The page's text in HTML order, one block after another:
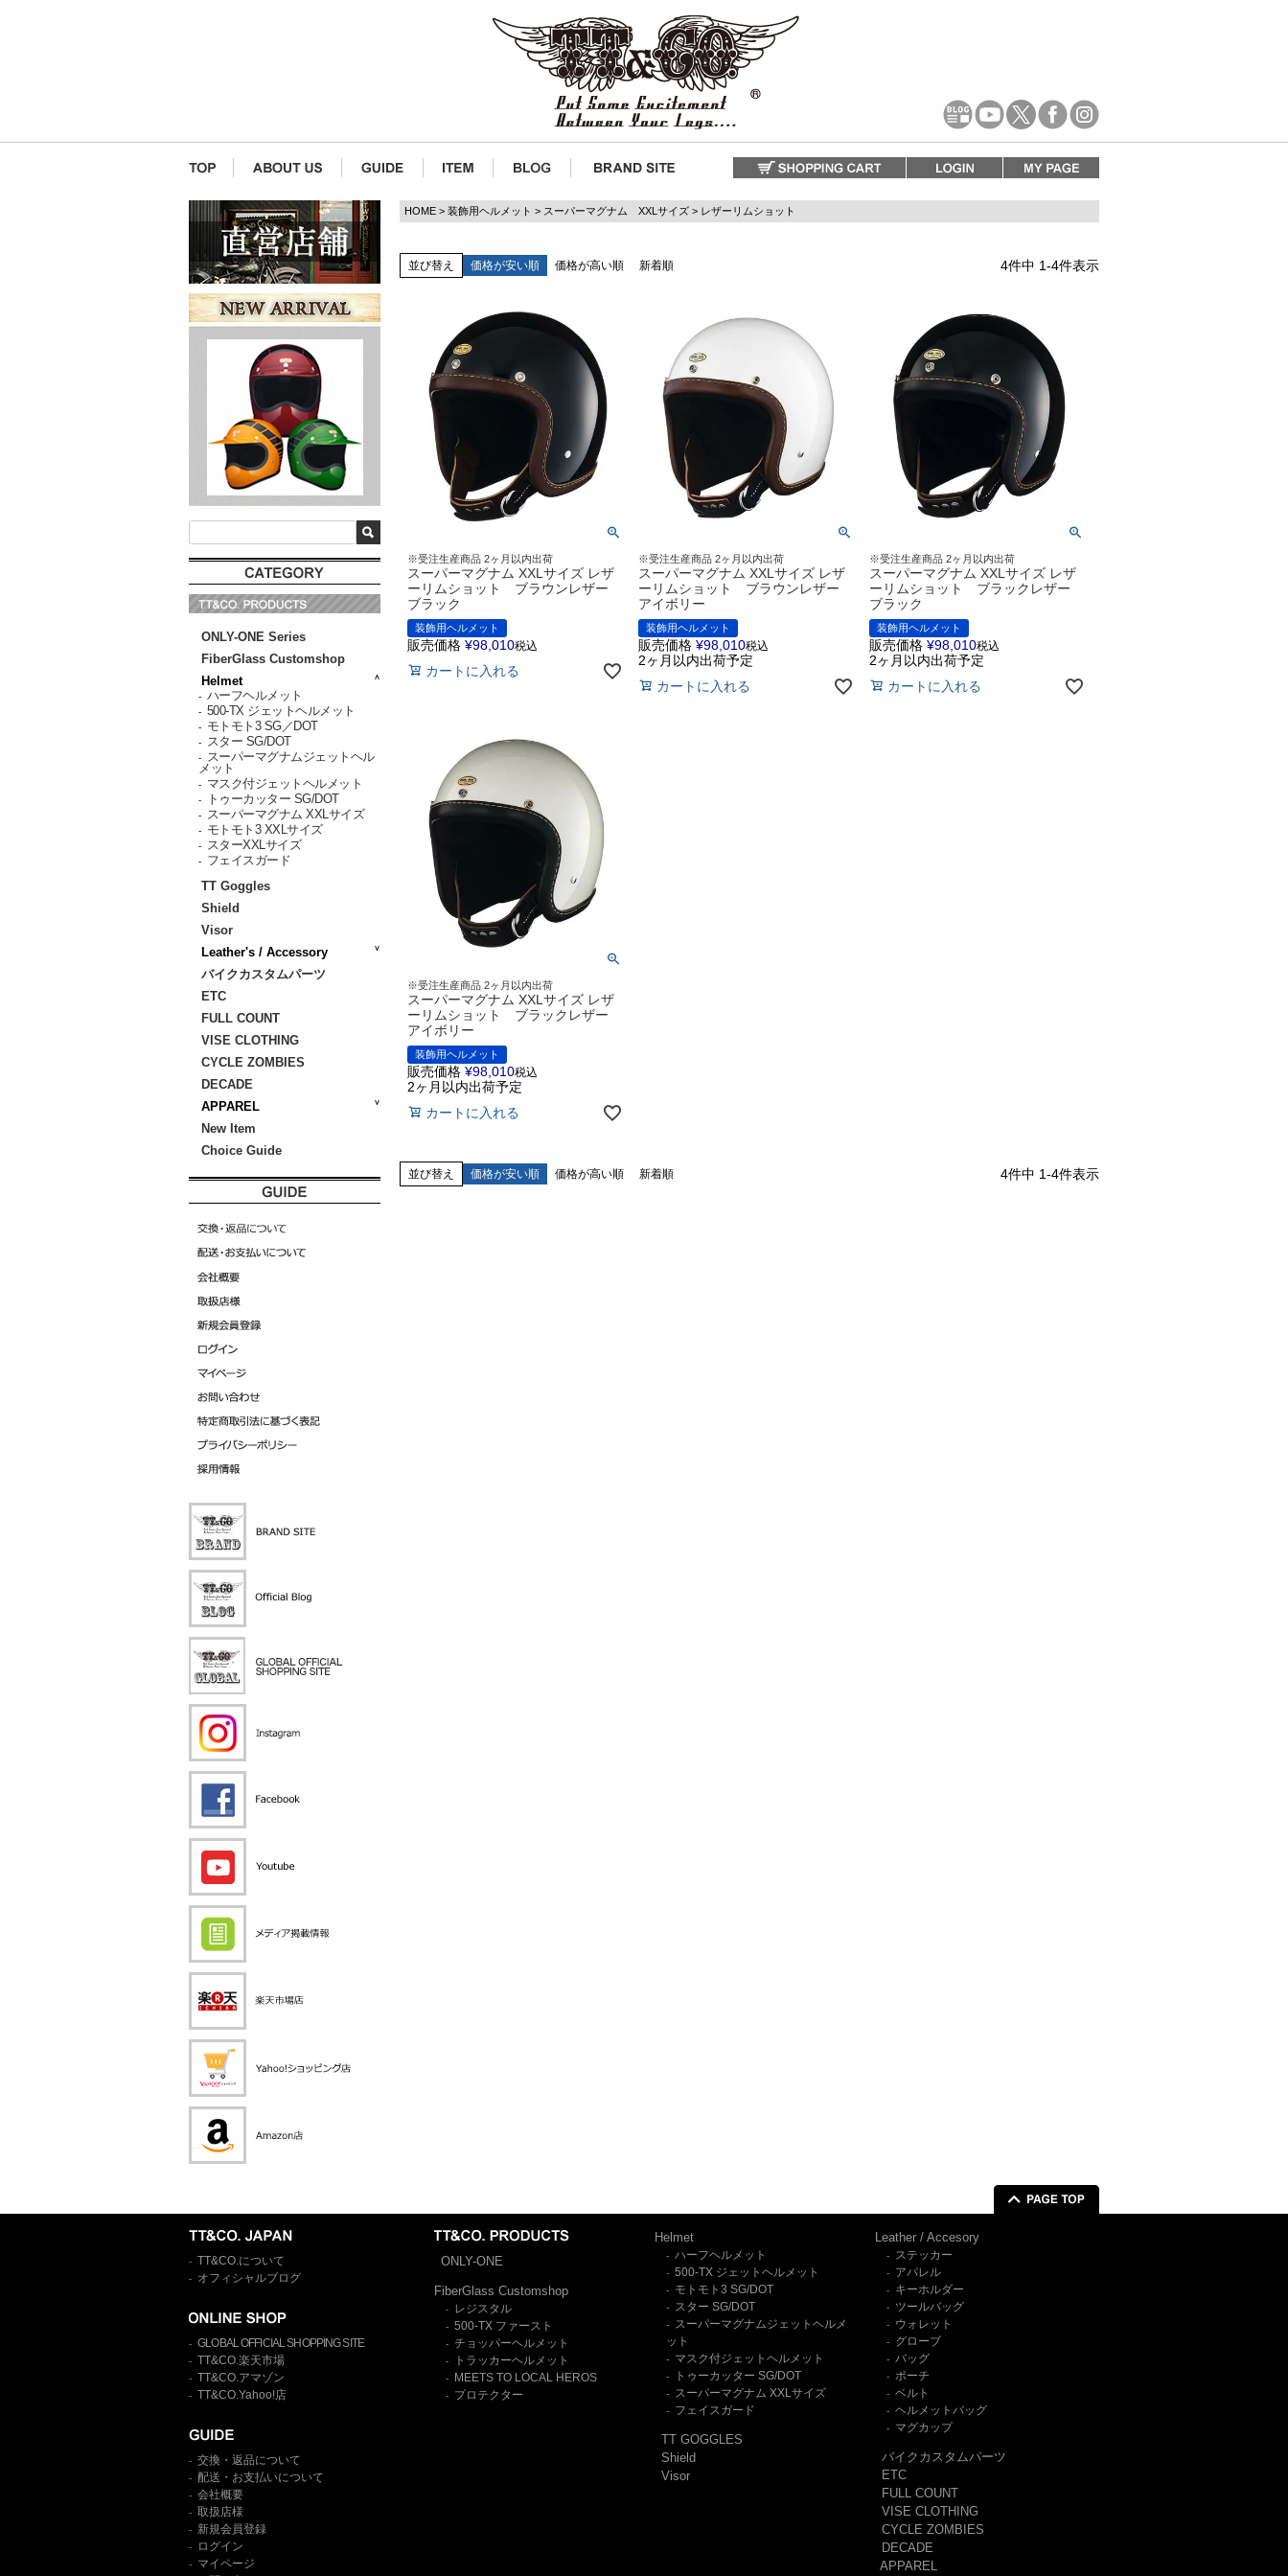
ONLY-ONE Series
FiberGlass Customshop
Helmet
- ハーフヘルメット
- 500-TX ジェットヘルメット
- モトモト3 SG／DOT
- スター SG/DOT
-
スーパーマグナムジェットヘル
メット
- マスク付ジェットヘルメット
- トゥーカッター SG/DOT
- スーパーマグナム XXLサイズ
- モトモト3 XXLサイズ
- スターXXLサイズ
- フェイスガード
TT Goggles
Shield
Visor
Leather's / Accessory
バイクカスタムパーツ
ETC
FULL COUNT
VISE CLOTHING
CYCLE ZOMBIES
DECADE
APPAREL
New Item
Choice Guide
HOME 装飾用ヘルメット スーパーマグナム XXLサイズ レザーリムショット
並び替え 価格が安い順 価格が高い順 新着順 4件中 1-4件表示
※受注生産商品 2ヶ月以内出荷
スーパーマグナム XXLサイズ レザ
ーリムショット ブラウンレザー
ブラック
装飾用ヘルメット
販売価格 ¥98,010税込
カートに入れる
※受注生産商品 2ヶ月以内出荷
スーパーマグナム XXLサイズ レザ
ーリムショット ブラウンレザー
アイボリー
装飾用ヘルメット
販売価格 ¥98,010税込
2ヶ月以内出荷予定
カートに入れる
※受注生産商品 2ヶ月以内出荷
スーパーマグナム XXLサイズ レザ
ーリムショット ブラックレザー
ブラック
装飾用ヘルメット
販売価格 ¥98,010税込
2ヶ月以内出荷予定
カートに入れる
※受注生産商品 2ヶ月以内出荷
スーパーマグナム XXLサイズ レザ
ーリムショット ブラックレザー
アイボリー
装飾用ヘルメット
販売価格 ¥98,010税込
2ヶ月以内出荷予定
カートに入れる
並び替え 価格が安い順 価格が高い順 新着順 4件中 1-4件表示
- TT&CO.について
- オフィシャルブログ
- GLOBAL OFFICIAL SHOPPING SITE
- TT&CO.楽天市場
- TT&CO.アマゾン
- TT&CO.Yahoo!店
- 交換・返品について
- 配送・お支払いについて
- 会社概要
- 取扱店様
- 新規会員登録
- ログイン
-
マイページ
ONLY-ONE
FiberGlass Customshop
- レジスタル
- 500-TX ファースト
- チョッパーヘルメット
- トラッカーヘルメット
- MEETS TO LOCAL HEROS
- プロテクター
Helmet
- ハーフヘルメット
- 500-TX ジェットヘルメット
- モトモト3 SG/DOT
- スター SG/DOT
-
スーパーマグナムジェットヘルメ
ット
- マスク付ジェットヘルメット
- トゥーカッター SG/DOT
- スーパーマグナム XXLサイズ
- フェイスガード
TT GOGGLES
Shield
Visor
Leather / Accesory
- ステッカー
- アパレル
- キーホルダー
- ツールバッグ
- ウォレット
- グローブ
- バッグ
- ポーチ
- ベルト
- ヘルメットバッグ
- マグカップ
バイクカスタムパーツ
ETC
FULL COUNT
VISE CLOTHING
CYCLE ZOMBIES
DECADE
APPAREL